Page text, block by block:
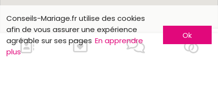
Conseils-Mariage.fr utilise des cookies
afin de vous assurer une expérience
agréable sur ses pages En apprendre
plus
Ok